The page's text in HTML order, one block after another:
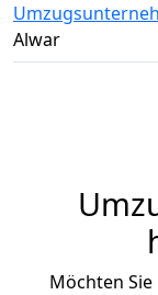
Alwar
Möchten